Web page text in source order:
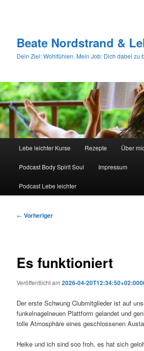
Beate Nordstrand &
Dein Ziel: Wohlfühlen. Mein Job: Dich dabei zu
Lebe leichter Kurse Rezepte Über
Podcast Body Spirit Soul Impressum
Podcast Lebe leichter
Beitragsnavigation
← Vorheriger
Es funktioniert
Veröffentlicht am2026-04-
Der erste Schwung Clubmitglieder ist auf
funkelnagelneuen Plattform gelandet und
tolle Atmosphäre eines geschlossenen
Heike und ich sind soo froh, es hat sich